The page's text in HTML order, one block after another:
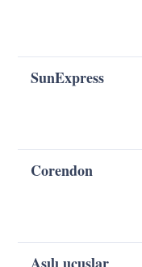
SunExpress
Corendon